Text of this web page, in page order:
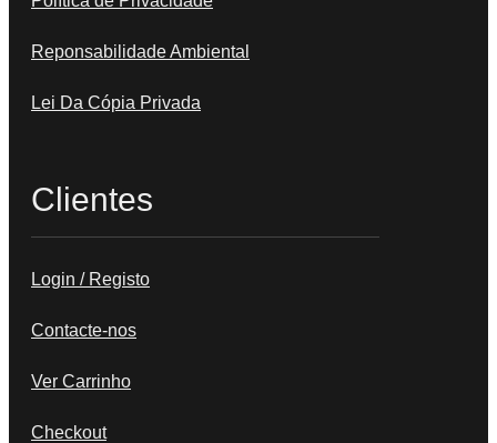
Reponsabilidade Ambiental
Lei Da Cópia Privada
Clientes
Login / Registo
Contacte-nos
Ver Carrinho
Checkout